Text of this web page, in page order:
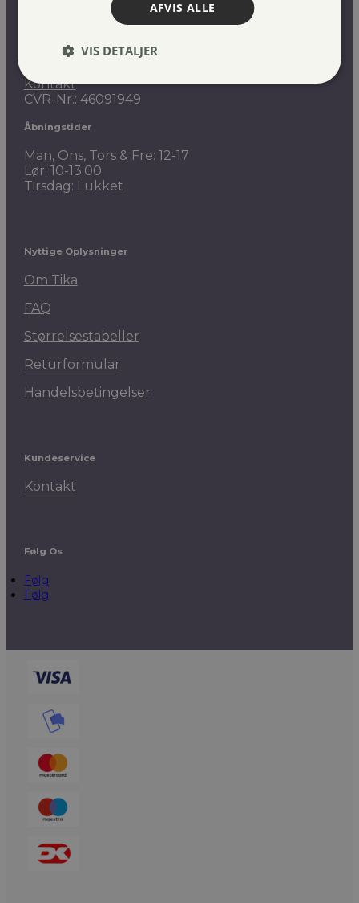
TIKA-Rideudstyr
6731 Tjæreborg
Kontakt
CVR-Nr.: 46091949
Åbningstider
Man, Ons, Tors & Fre: 12-17
Lør: 10-13.00
Tirsdag: Lukket
Nyttige Oplysninger
Om Tika
FAQ
Størrelsestabeller
Returformular
Handelsbetingelser
Kundeservice
Kontakt
Følg Os
Følg
Følg
AFVIS ALLE
VIS DETALJER